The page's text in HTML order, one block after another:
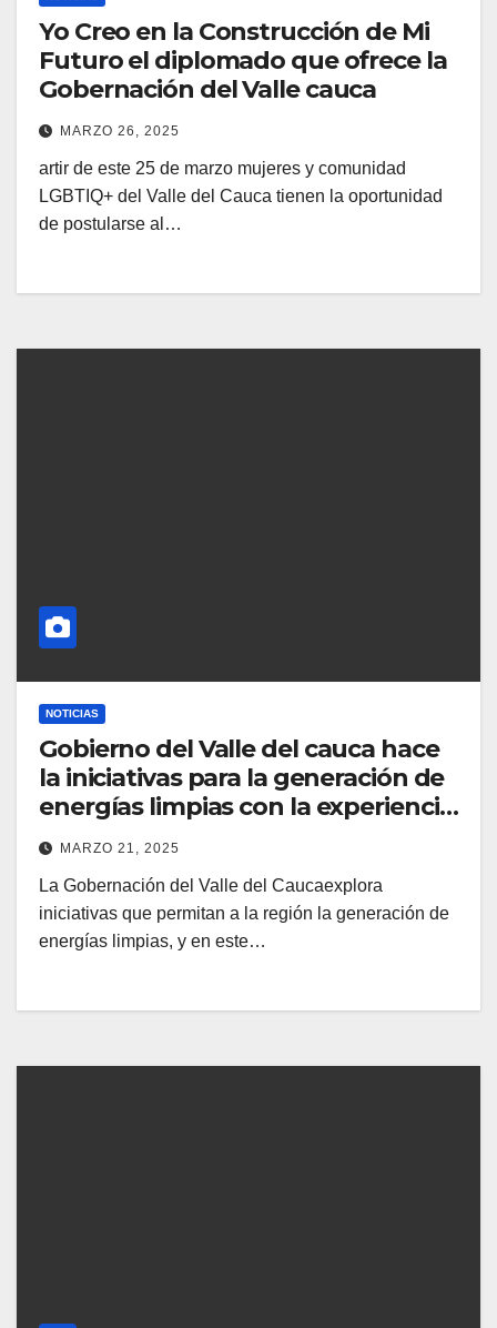
Yo Creo en la Construcción de Mi
Futuro el diplomado que ofrece la
Gobernación del Valle cauca
MARZO 26, 2025
artir de este 25 de marzo mujeres y comunidad
LGBTIQ+ del Valle del Cauca tienen la oportunidad
de postularse al…
NOTICIAS
Gobierno del Valle del cauca hace
la iniciativas para la generación de
energías limpias con la experiencia
de Austria
MARZO 21, 2025
La Gobernación del Valle del Caucaexplora
iniciativas que permitan a la región la generación de
energías limpias, y en este…